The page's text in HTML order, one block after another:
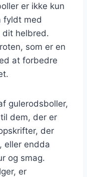
er ikke kun
fyldt med
helbred.
som er en
at forbedre
gulerodsboller,
dem, der er
der
eller endda
og smag.
er